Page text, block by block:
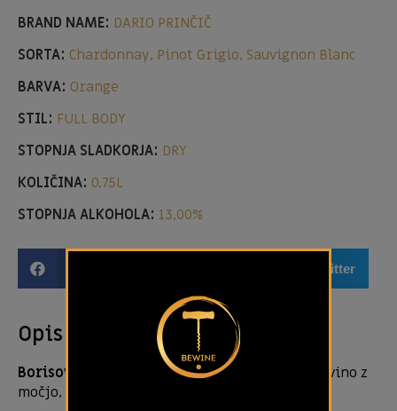
BRAND NAME: DARIO PRINČIČ
SORTA: Chardonnay, Pinot Grigio, Sauvignon Blanc
BARVA: Orange
STIL: FULL BODY
STOPNJA SLADKORJA: DRY
KOLIČINA: 0,75L
STOPNJA ALKOHOLA: 13,00%
Twitter
Opis izdelka
Borisov nasvet:
Vse v enem. Odlično oranžno vino z
močjo, eleganco in sadnostjo.